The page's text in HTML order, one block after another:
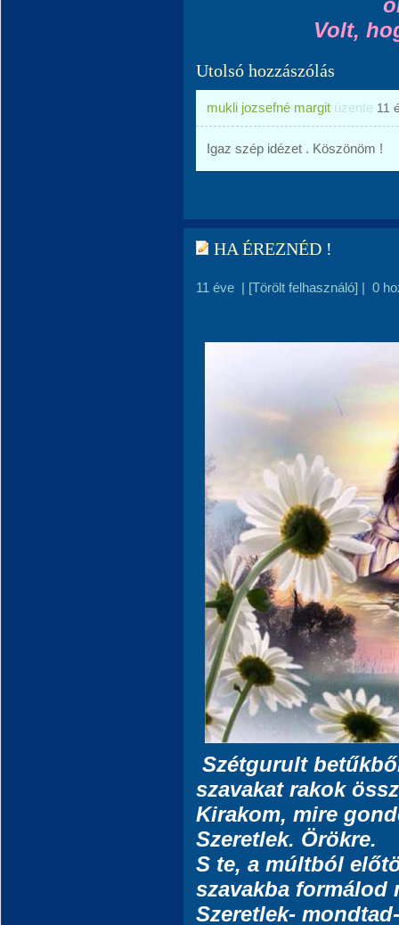
Volt,
Utolsó hozzászólás
mukli jozsefné margit üzente 11
Igaz szép idézet . Köszönöm !
HA ÉREZNÉD !
11 éve | [Törölt felhasználó] | 0
Szétgurult
szavakat rakok
Kirakom, mire
Szeretlek. Örökre.
S te, a múltból
szavakba formálod
Szeretlek-